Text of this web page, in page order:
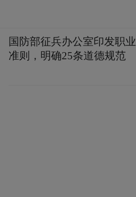
国防部征兵办公室印发职业
准则，明确25条道德规范